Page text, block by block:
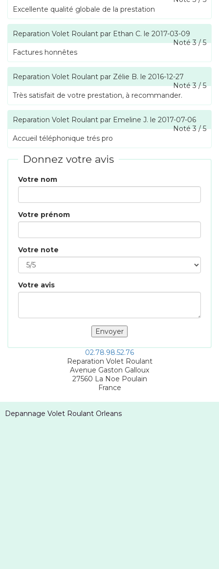
Excellente qualité globale de la prestation
Reparation Volet Roulant par Ethan C. le 2017-03-09
Noté3/5
Factures honnêtes
Reparation Volet Roulant par Zélie B. le 2016-12-27
Noté3/5
Très satisfait de votre prestation, à recommander.
Reparation Volet Roulant par Emeline J. le 2017-07-06
Noté3/5
Accueil téléphonique trés pro
Donnez votre avis
Votre nom
Votre prénom
Votre note
Votre avis
02.78.98.52.76
Reparation Volet Roulant
Avenue Gaston Galloux
27560 La Noe Poulain
France
Depannage Volet Roulant Orleans